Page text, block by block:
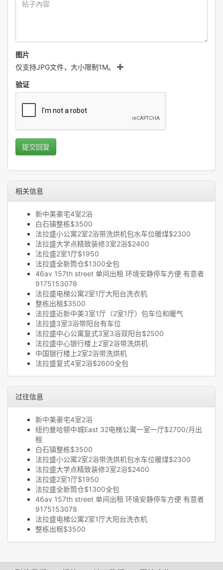
图片
仅支持JPG文件，大小限制1M。
验证
提交回复
相关信息
新中美豪宅4室2浴
白石镇整栋$3500
法拉盛小公寓2室2浴带洗烘机包水车位暖煤$2300
法拉盛大学点精致装修3室2浴$2400
法拉盛2室1厅$1950
法拉盛全新筒仓$1300全包
46av 157th street 单间出租 环境安静停车方便 有意者
9175153078
法拉盛电梯公寓2室1厅大阳台洗衣机
整栋出租$3500
法拉盛近新中美3室1厅（2室1厅）包车位和暖气
法拉盛3室3浴带阳台有车位
法拉盛中心公寓复式3室3浴双阳台$2500
法拉盛中心银行楼上2室2浴带洗烘机
中国银行楼上2室2浴带洗烘机
法拉盛复式4室2浴$2600全包
过往信息
新中美豪宅4室2浴
纽约曼哈顿中城East 32电梯公寓一室一厅$2700/月出
租
白石镇整栋$3500
法拉盛小公寓2室2浴带洗烘机包水车位暖煤$2300
法拉盛大学点精致装修3室2浴$2400
法拉盛2室1厅$1950
法拉盛全新筒仓$1300全包
46av 157th street 单间出租 环境安静停车方便 有意者
9175153078
法拉盛电梯公寓2室1厅大阳台洗衣机
整栋出租$3500